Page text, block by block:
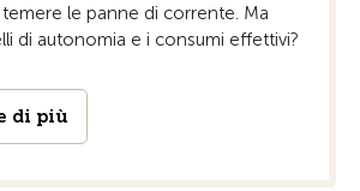
le panne di corrente. Ma
di autonomia e i consumi effettivi?
di più